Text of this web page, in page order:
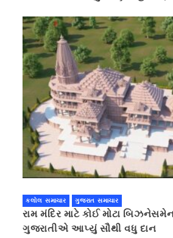
કલોલ સમાચાર ગુજરાત સમાચાર
રામ મંદિર માટે કોઈ મોટા
ગુજરાતીએ આપ્યું સૌથી વધુ દાન